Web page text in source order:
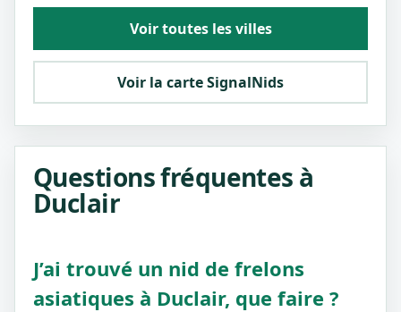
Voir toutes les villes
Voir la carte SignalNids
Questions fréquentes à
Duclair
J’ai trouvé un nid de frelons
asiatiques à Duclair, que faire ?